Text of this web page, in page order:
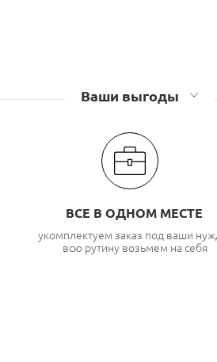
Ваши выгоды
ВСЕ В ОДНОМ МЕСТЕ
укомплектуем заказ под ваши
всю рутину возьмем на себя